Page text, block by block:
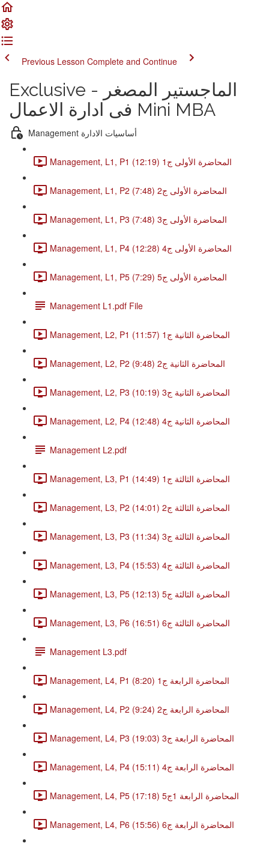
Previous Lesson Complete and Continue
Exclusive - الماجستير المصغر
فى ادارة الاعمال Mini MBA
Management أساسيات الادارة
Management, L1, P1 المحاضرة الأولى ج1 (12:19)
Management, L1, P2 المحاضرة الأولى ج2 (7:48)
Management, L1, P3 المحاضرة الأولى ج3 (7:48)
Management, L1, P4 المحاضرة الأولى ج4 (12:28)
Management, L1, P5 المحاضرة الأولى ج5 (7:29)
Management L1.pdf File
Management, L2, P1 المحاضرة الثانية ج1 (11:57)
Management, L2, P2 المحاضرة الثانية ج2 (9:48)
Management, L2, P3 المحاضرة الثانية ج3 (10:19)
Management, L2, P4 المحاضرة الثانية ج4 (12:48)
Management L2.pdf
Management, L3, P1 المحاضرة الثالثة ج1 (14:49)
Management, L3, P2 المحاضرة الثالثة ج2 (14:01)
Management, L3, P3 المحاضرة الثالثة ج3 (11:34)
Management, L3, P4 المحاضرة الثالثة ج4 (15:53)
Management, L3, P5 المحاضرة الثالثة ج5 (12:13)
Management, L3, P6 المحاضرة الثالثة ج6 (16:51)
Management L3.pdf
Management, L4, P1 المحاضرة الرابعة ج1 (8:20)
Management, L4, P2 المحاضرة الرابعة ج2 (9:24)
Management, L4, P3 المحاضرة الرابعة ج3 (19:03)
Management, L4, P4 المحاضرة الرابعة ج4 (15:11)
Management, L4, P5 المحاضرة الرابعة 1ج5 (17:18)
Management, L4, P6 المحاضرة الرابعة ج6 (15:56)